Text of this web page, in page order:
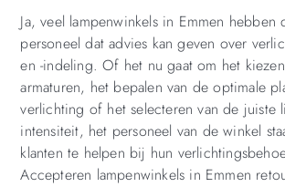
Ja, veel lampenwinkels in Emmen hebben
personeel dat advies kan geven over
en -indeling. Of het nu gaat om het
armaturen, het bepalen van de optimale
verlichting of het selecteren van de juiste
intensiteit, het personeel van de winkel
klanten te helpen bij hun
Accepteren lampenwinkels in Emmen